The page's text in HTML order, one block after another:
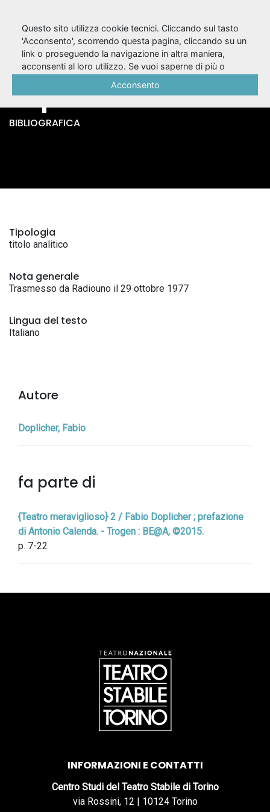
Il comando / Fabio
Doplicher
BIBLIOGRAFICA
Tipologia
titolo analitico
Nota generale
Trasmesso da Radiouno il 29 ottobre 1977
Lingua del testo
Italiano
Autore
Doplicher, Fabio
fa parte di
{Teatro meraviglioso} 2 / Fabio Doplicher ; prefazione
di Antonio Calenda. - Trogen : BE@A, ©2015.
p. 7-22
INFORMAZIONI E CONTATTI
Centro Studi del Teatro Stabile di Torino
via Rossini, 12 | 10124 Torino
Questo sito utilizza cookie tecnici. Cliccando sul tasto
'Acconsento', scorrendo questa pagina, cliccando su un
link o proseguendo la navigazione in altra maniera,
acconsenti al loro utilizzo. Se vuoi saperne di più o
Acconsento